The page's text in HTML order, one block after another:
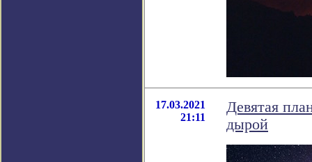
17.03.2021
21:11
Девятая
дырой